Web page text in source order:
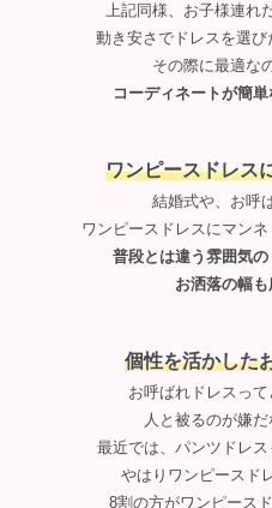
上記同様、お子様連れ
動き安さでドレスを選び
その際に最適な
コーディネートが簡
ワンピースドレス
結婚式や、お呼
ワンピースドレスにマン
普段とは違う雰囲気
お洒落の幅
個性を活かした
お呼ばれドレスっ
人と被るのが嫌
最近では、パンツドレ
やはりワンピースド
8割の方がワンピース